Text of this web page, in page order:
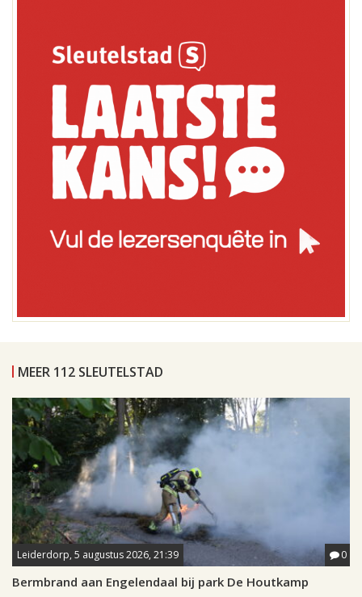
MEER 112 SLEUTELSTAD
Leiderdorp, 5 augustus 2026, 21:39 0
Bermbrand aan Engelendaal bij park De Houtkamp